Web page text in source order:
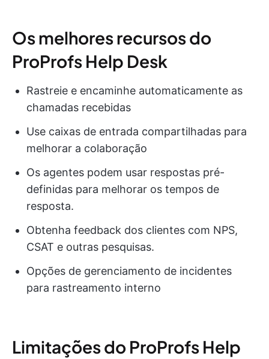
Os melhores recursos do
ProProfs Help Desk
Rastreie e encaminhe automaticamente as
chamadas recebidas
Use caixas de entrada compartilhadas para
melhorar a colaboração
Os agentes podem usar respostas pré-
definidas para melhorar os tempos de
resposta.
Obtenha feedback dos clientes com NPS,
CSAT e outras pesquisas.
Opções de gerenciamento de incidentes
para rastreamento interno
Limitações do ProProfs Help